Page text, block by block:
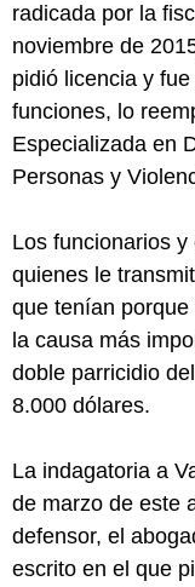
radicada por la
noviembre de
pidió licencia y
funciones, lo
Especializada en
Personas y
Los funcionarios
quienes le
que tenían
la causa más
doble parricidio
8.000 dólares.
La indagatoria a
de marzo de este
defensor, el
escrito en el que